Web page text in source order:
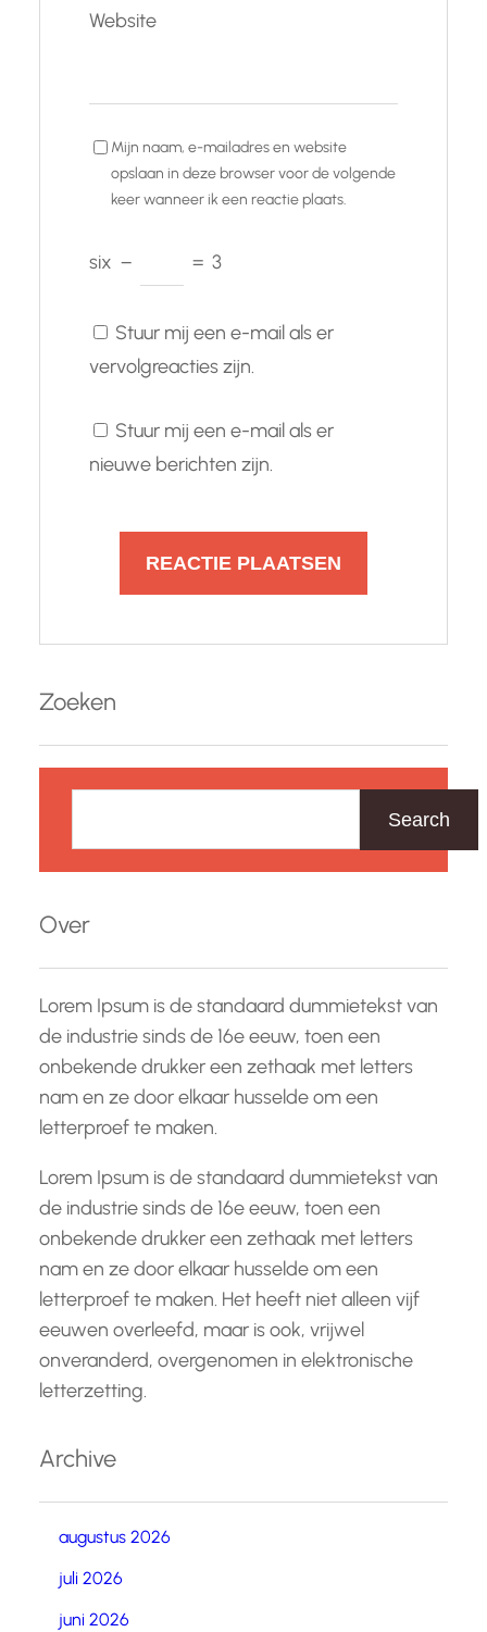
Website
Mijn naam, e-mailadres en website
opslaan in deze browser voor de volgende
keer wanneer ik een reactie plaats.
six − = 3
Stuur mij een e-mail als er
vervolgreacties zijn.
Stuur mij een e-mail als er
nieuwe berichten zijn.
Zoeken
k
n
Search
Over
Lorem Ipsum is de standaard dummietekst van
de industrie sinds de 16e eeuw, toen een
onbekende drukker een zethaak met letters
nam en ze door elkaar husselde om een
letterproef te maken.
Lorem Ipsum is de standaard dummietekst van
de industrie sinds de 16e eeuw, toen een
onbekende drukker een zethaak met letters
nam en ze door elkaar husselde om een
letterproef te maken. Het heeft niet alleen vijf
eeuwen overleefd, maar is ook, vrijwel
onveranderd, overgenomen in elektronische
letterzetting.
Archive
augustus 2026
juli 2026
juni 2026